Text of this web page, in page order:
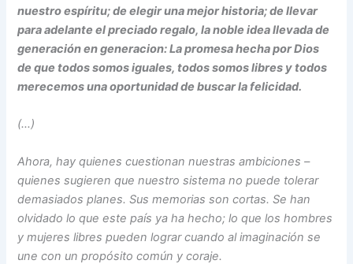
nuestro espíritu; de elegir una mejor historia; de llevar
para adelante el preciado regalo, la noble idea llevada de
generación en generacion: La promesa hecha por Dios
de que todos somos iguales, todos somos libres y todos
merecemos una oportunidad de buscar la felicidad.
(…)
Ahora, hay quienes cuestionan nuestras ambiciones –
quienes sugieren que nuestro sistema no puede tolerar
demasiados planes. Sus memorias son cortas. Se han
olvidado lo que este país ya ha hecho; lo que los hombres
y mujeres libres pueden lograr cuando al imaginación se
une con un propósito común y coraje.